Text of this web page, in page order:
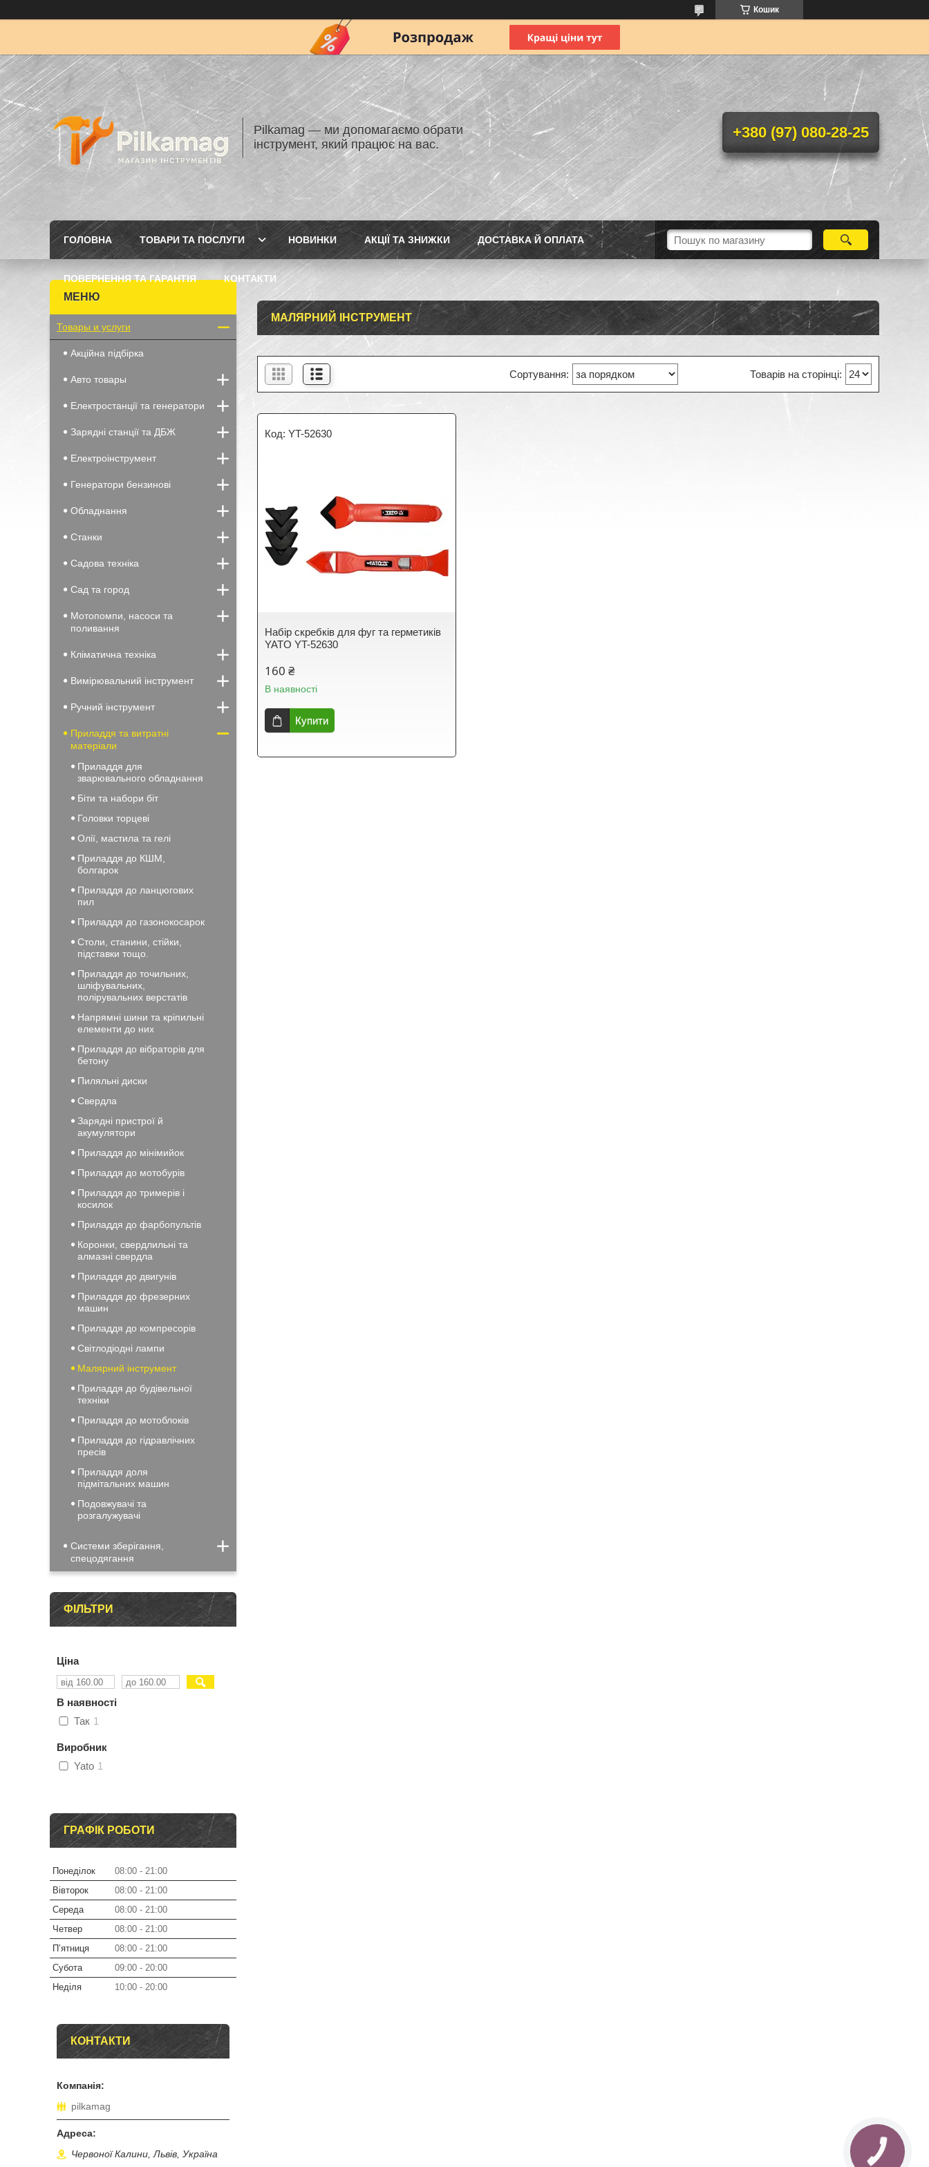
Кошик
Pilkamag — ми допомагаємо обрати
інструмент, який працює на вас.
+380 (97) 080-28-25
ГОЛОВНА ТОВАРИ ТА ПОСЛУГИ НОВИНКИ АКЦІЇ ТА ЗНИЖКИ ДОСТАВКА Й ОПЛАТА
ПОВЕРНЕННЯ ТА ГАРАНТІЯ КОНТАКТИ
МАЛЯРНИЙ ІНСТРУМЕНТ
YT-52630
Набір скребків для фуг та герметиків
YATO YT-52630
160 ₴
В наявності
Купити
Товары и услуги
Акційна підбірка
Авто товары
Електростанції та генератори
Зарядні станції та ДБЖ
Електроінструмент
Генератори бензинові
Обладнання
Станки
Садова техніка
Сад та город
Мотопомпи, насоси та
поливання
Кліматична техніка
Вимірювальний інструмент
Ручний інструмент
Приладдя та витратні
матеріали
Приладдя для
зварювального обладнання
Біти та набори біт
Головки торцеві
Олії, мастила та гелі
Приладдя до КШМ,
болгарок
Приладдя до ланцюгових
пил
Приладдя до газонокосарок
Столи, станини, стійки,
підставки тощо.
Приладдя до точильних,
шліфувальних,
полірувальних верстатів
Напрямні шини та кріпильні
елементи до них
Приладдя до вібраторів для
бетону
Пиляльні диски
Свердла
Зарядні пристрої й
акумулятори
Приладдя до мінімийок
Приладдя до мотобурів
Приладдя до тримерів і
косилок
Приладдя до фарбопультів
Коронки, свердлильні та
алмазні свердла
Приладдя до двигунів
Приладдя до фрезерних
машин
Приладдя до компресорів
Світлодіодні лампи
Малярний інструмент
Приладдя до будівельної
техніки
Приладдя до мотоблоків
Приладдя до гідравлічних
пресів
Приладдя доля
підмітальних машин
Подовжувачі та
розгалужувачі
Системи зберігання,
спецодягання
ФІЛЬТРИ
Ціна
В наявності
Так 1
Виробник
Yato 1
ГРАФІК РОБОТИ
Понеділок 08:00
21:00
Вівторок
08:00
21:00
Середа
08:00
21:00
Четвер
08:00
21:00
Пʼятниця
08:00
21:00
Субота
09:00
20:00
Неділя
10:00 20:00
КОНТАКТИ
pilkamag
Червоної Калини, Львів, Україна